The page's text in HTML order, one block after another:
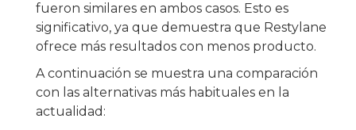
fueron similares en ambos casos. Esto es
significativo, ya que demuestra que Restylane
ofrece más resultados con menos producto.
A continuación se muestra una comparación
con las alternativas más habituales en la
actualidad: